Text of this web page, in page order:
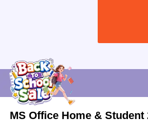
MS Office Home & Student